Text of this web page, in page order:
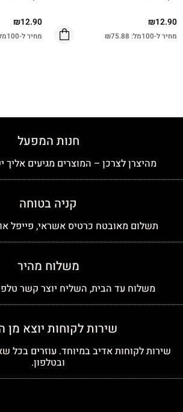
₪12.90
מחיר ל-100מל: ₪75.88
₪12.90
מחיר ל-100מל:
חנות המפעל
מהיצרן לצרכן – המוצרים מגיעים
קניה בטוחה
תשלום מאובטח כרטיס אשראי, פייפל
משלוח מהיר
משלוח עד הבית, השליח יוצר קשר
שירות לקוחות יוצא מן
שירות לקוחות אדיב במיוחד. עוזרים בכל
ובטלפון.